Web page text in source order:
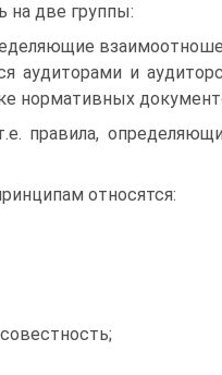
на две группы:
аудиторами и
нормативных
правила,
относятся: